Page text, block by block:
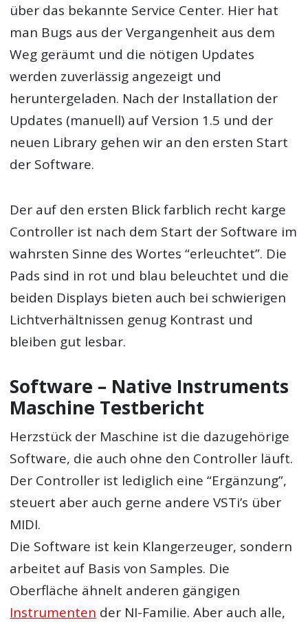
über das bekannte Service Center. Hier hat
man Bugs aus der Vergangenheit aus dem
Weg geräumt und die nötigen Updates
werden zuverlässig angezeigt und
heruntergeladen. Nach der Installation der
Updates (manuell) auf Version 1.5 und der
neuen Library gehen wir an den ersten Start
der Software.
Der auf den ersten Blick farblich recht karge
Controller ist nach dem Start der Software im
wahrsten Sinne des Wortes “erleuchtet”. Die
Pads sind in rot und blau beleuchtet und die
beiden Displays bieten auch bei schwierigen
Lichtverhältnissen genug Kontrast und
bleiben gut lesbar.
Software – Native Instruments
Maschine Testbericht
Herzstück der Maschine ist die dazugehörige
Software, die auch ohne den Controller läuft.
Der Controller ist lediglich eine “Ergänzung”,
steuert aber auch gerne andere VSTi’s über
MIDI.
Die Software ist kein Klangerzeuger, sondern
arbeitet auf Basis von Samples. Die
Oberfläche ähnelt anderen gängigen
Instrumenten der NI-Familie. Aber auch alle,